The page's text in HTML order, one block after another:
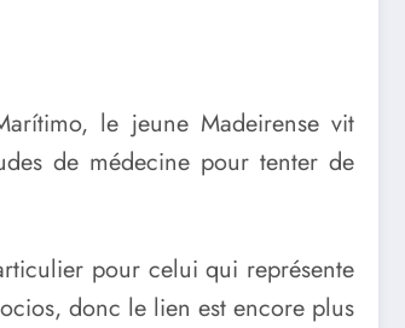
le jeune Madeirense vit
de médecine pour tenter de
pour celui qui représente
donc le lien est encore plus